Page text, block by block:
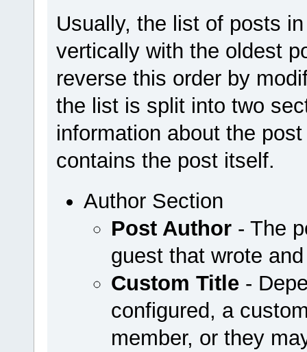
Usually, the list of posts
vertically with the oldest
reverse this order by
the list is split into two
information about the
contains the post itself.
Author Section
Post Author- The
guest that wrote
Custom Title-
configured, a
member, or they